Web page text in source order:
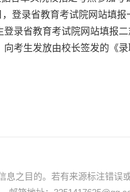
登录省教育考试院网站填
登录省教育考试院网站填报
向考生发放由校长签发的《
息之目的。若有来源标注错误